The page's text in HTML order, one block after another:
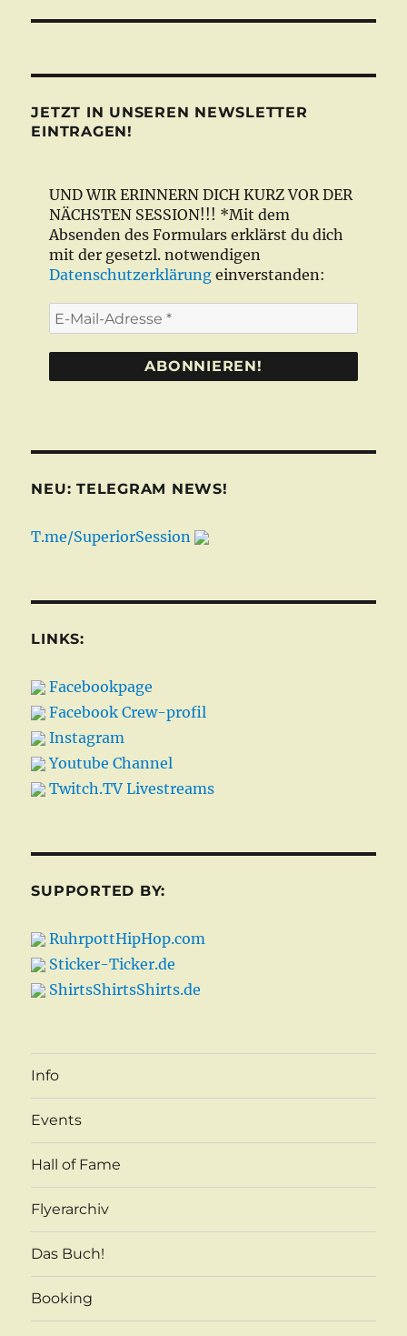
JETZT IN UNSEREN NEWSLETTER
EINTRAGEN!
UND WIR ERINNERN DICH KURZ VOR DER
NÄCHSTEN SESSION!!! *Mit dem
Absenden des Formulars erklärst du dich
mit der gesetzl. notwendigen
Datenschutzerklärung einverstanden:
E-
Mail-
Adresse
NEU: TELEGRAM NEWS!
T.me/SuperiorSession
LINKS:
Facebookpage
Facebook Crew-profil
Instagram
Youtube Channel
Twitch.TV Livestreams
SUPPORTED BY:
RuhrpottHipHop.com
Sticker-Ticker.de
ShirtsShirtsShirts.de
Info
Events
Hall of Fame
Flyerarchiv
Das Buch!
Booking